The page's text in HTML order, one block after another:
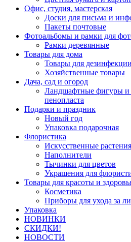
Офис, студия, мастерская
Доски для письма и
Пакеты почтовые
Фотоальбомы и рамки для
Рамки деревянные
Товары для дома
Товары для
Хозяйственные товары
Дача, сад и огород
Ландшафтные фигуры и
пенопласта
Подарки и праздник
Новый год
Упаковка подарочная
Флористика
Искусственные растения
Наполнители
Тычинки для цветов
Украшения для
Товары для красоты и
Косметика
Приборы для ухода за
Упаковка
НОВИНКИ
СКИДКИ!
НОВОСТИ